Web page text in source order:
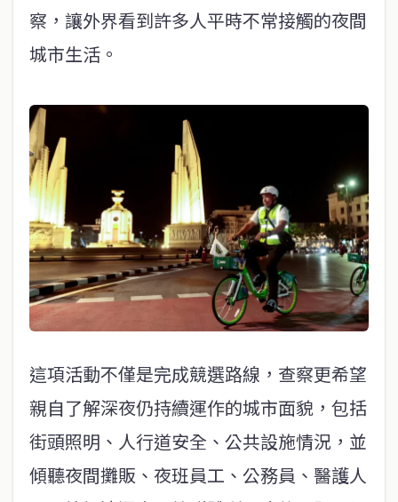
察，讓外界看到許多人平時不常接觸的夜間
城市生活。
這項活動不僅是完成競選路線，查察更希望
親自了解深夜仍持續運作的城市面貌，包括
街頭照明、人行道安全、公共設施情況，並
傾聽夜間攤販、夜班員工、公務員、醫護人